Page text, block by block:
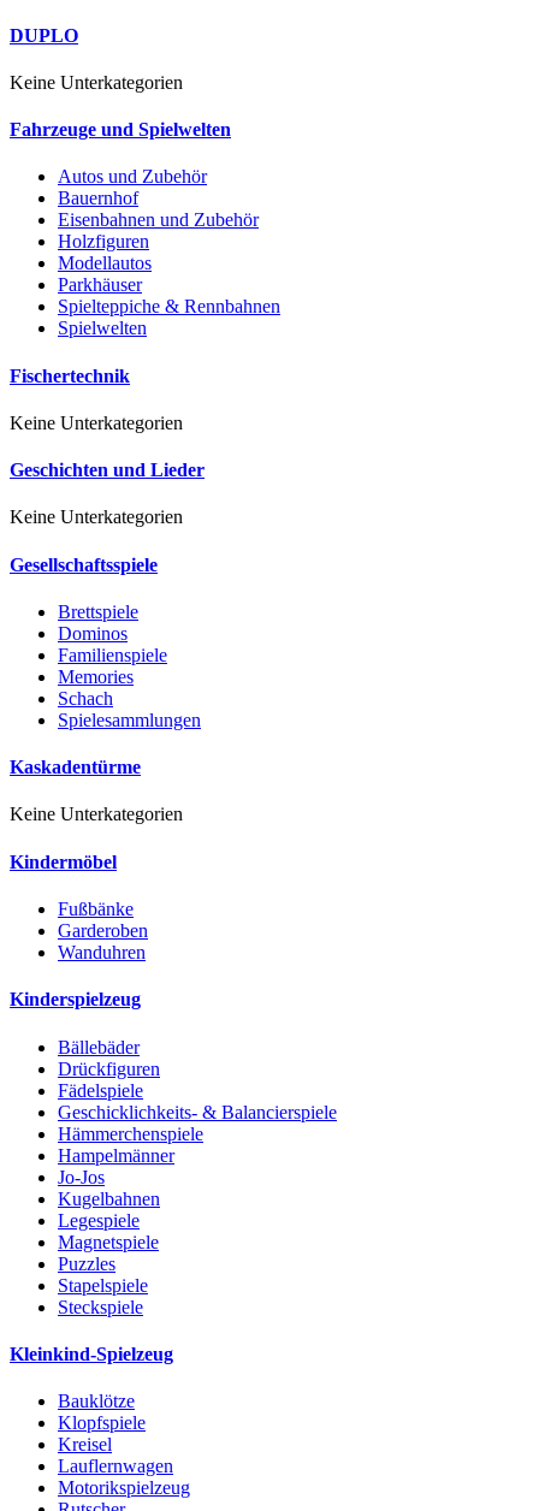
DUPLO
Keine Unterkategorien
Fahrzeuge und Spielwelten
Autos und Zubehör
Bauernhof
Eisenbahnen und Zubehör
Holzfiguren
Modellautos
Parkhäuser
Spielteppiche & Rennbahnen
Spielwelten
Fischertechnik
Keine Unterkategorien
Geschichten und Lieder
Keine Unterkategorien
Gesellschaftsspiele
Brettspiele
Dominos
Familienspiele
Memories
Schach
Spielesammlungen
Kaskadentürme
Keine Unterkategorien
Kindermöbel
Fußbänke
Garderoben
Wanduhren
Kinderspielzeug
Bällebäder
Drückfiguren
Fädelspiele
Geschicklichkeits- & Balancierspiele
Hämmerchenspiele
Hampelmänner
Jo-Jos
Kugelbahnen
Legespiele
Magnetspiele
Puzzles
Stapelspiele
Steckspiele
Kleinkind-Spielzeug
Bauklötze
Klopfspiele
Kreisel
Lauflernwagen
Motorikspielzeug